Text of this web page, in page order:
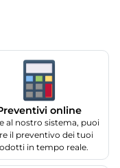
online
al nostro sistema, puoi
il preventivo dei tuoi
in tempo reale.